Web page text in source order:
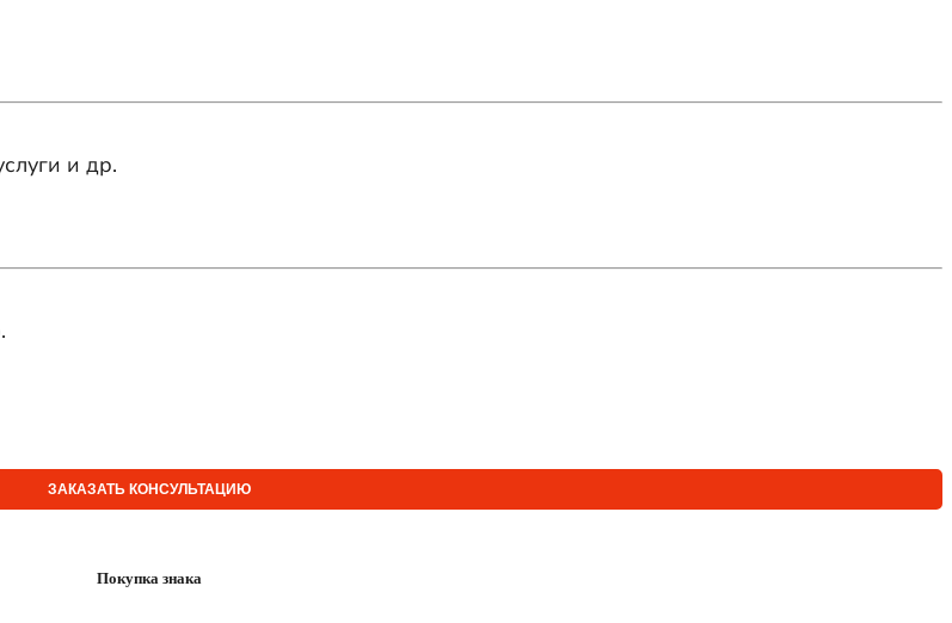
и др.
ЗАКАЗАТЬ КОНСУЛЬТАЦИЮ
Покупка знака